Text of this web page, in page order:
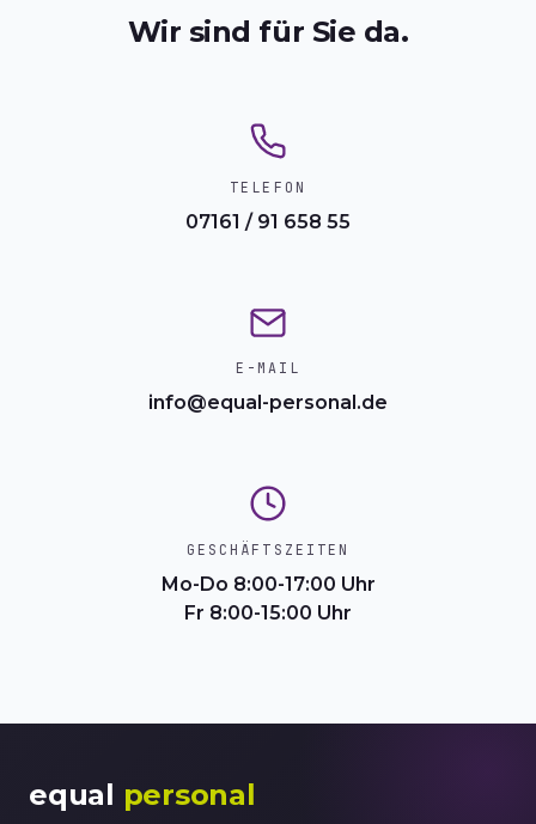
Wir sind für Sie da.
TELEFON
07161 / 91 658 55
E-MAIL
info@equal-personal.de
GESCHÄFTSZEITEN
Mo-Do 8:00-17:00 Uhr
Fr 8:00-15:00 Uhr
equal personal